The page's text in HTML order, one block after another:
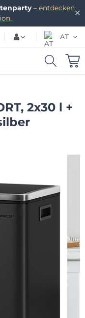
✕
– entdecken
AT
2x30 l +